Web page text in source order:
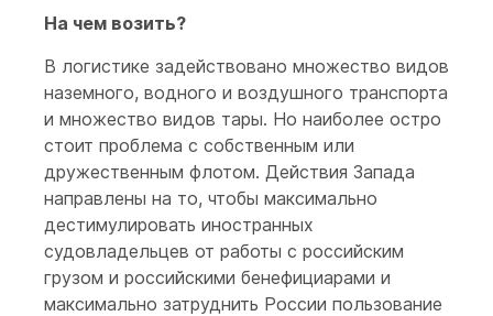
На чем возить?
В логистике задействовано множество видов
наземного, водного и воздушного транспорта
и множество видов тары. Но наиболее остро
стоит проблема с собственным или
дружественным флотом. Действия Запада
направлены на то, чтобы максимально
дестимулировать иностранных
судовладельцев от работы с российским
грузом и российскими бенефициарами и
максимально затруднить России пользование